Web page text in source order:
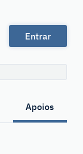
Entrar
Apoios